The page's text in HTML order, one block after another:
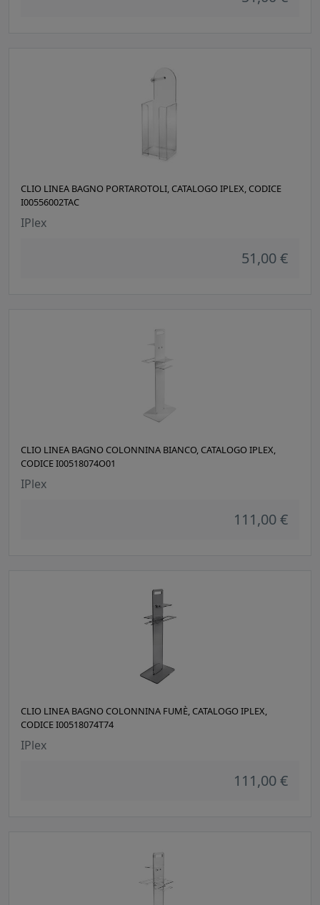
CLIO LINEA BAGNO PORTAROTOLI, CATALOGO IPLEX, CODICE
I00556002TAC
IPlex
51,00 €
CLIO LINEA BAGNO COLONNINA BIANCO, CATALOGO IPLEX,
CODICE I00518074O01
IPlex
111,00 €
CLIO LINEA BAGNO COLONNINA FUMÈ, CATALOGO IPLEX,
CODICE I00518074T74
IPlex
111,00 €